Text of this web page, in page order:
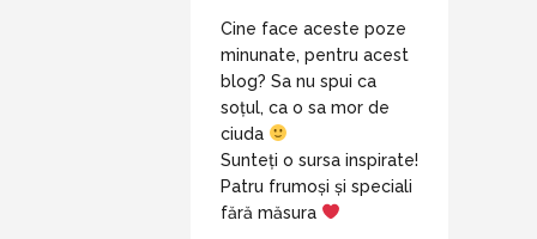
Cine face aceste poze
minunate, pentru acest
blog? Sa nu spui ca
soțul, ca o sa mor de
ciuda
Sunteți o sursa inspirate!
Patru frumoși și speciali
fără măsura